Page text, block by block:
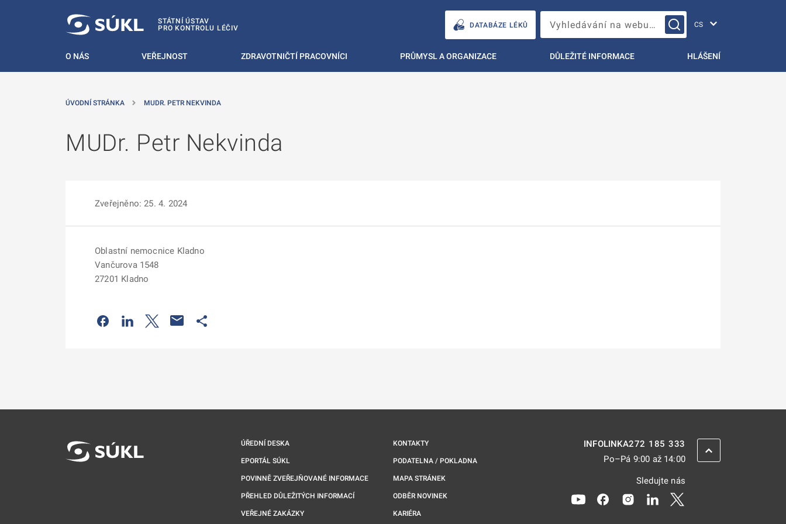
STÁTNÍ ÚSTAV
PRO KONTROLU LÉČIV
DATABÁZE LÉKŮ Vyhledávání na webu…
O NÁS VEŘEJNOST ZDRAVOTNIČTÍ PRACOVNÍCI PRŮMYSL A ORGANIZACE DŮLEŽITÉ INFORMACE HLÁŠENÍ
ÚVODNÍ STRÁNKA MUDR. PETR NEKVINDA
MUDr. Petr Nekvinda
Zveřejněno: 25. 4. 2024
Oblastní nemocnice Kladno
Vančurova 1548
27201 Kladno
Odkaz se otevře na nové kartě
Odkaz se otevře na nové kartě
Odkaz se otevře na nové kartě
ÚŘEDNÍ DESKA
EPORTÁL SÚKL
POVINNĚ ZVEŘEJŇOVANÉ INFORMACE
PŘEHLED DŮLEŽITÝCH INFORMACÍ
VEŘEJNÉ ZAKÁZKY
KONTAKTY
PODATELNA / POKLADNA
MAPA STRÁNEK
ODBĚR NOVINEK
KARIÉRA
INFOLINKA272 185 333
Po–Pá 9:00 až 14:00
Sledujte nás
Odkaz se otevře na nové kartě
Odkaz se otevře na nové kartě
Odkaz se otevře na nové kartě
Odkaz se otevře na nové
ZPĚT NAHORU